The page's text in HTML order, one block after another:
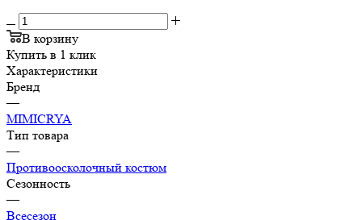
В корзину
Купить в 1 клик
Характеристики
Бренд
—
MIMICRYA
Тип товара
—
Противоосколочный костюм
Сезонность
—
Всесезон